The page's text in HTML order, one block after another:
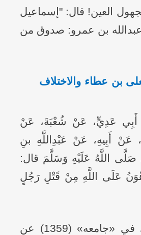
مجهول العين! قال: "إسماعيل
بن عمرو: صدوق من
بن عطاء والاختلاف
عَدِيٍّ، عَنْ شُعْبَةَ، عَنْ
عَنْ أَبِيهِ، عَنْ عَبْدِاللَّهِ بنِ
صَلَّى اللَّهُ عَلَيْهِ وَسَلَّمَ قال:
أَهْوَنُ عَلَى اللَّهِ مِنْ قَتْلِ رَجُلٍ
أخرجه الترمذي في «جامعه» (1359) عن